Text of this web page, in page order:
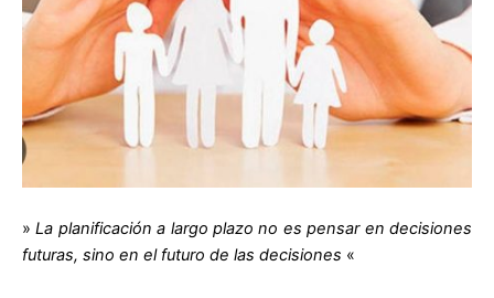
»La planificación a largo plazo no es pensar en decisiones
futuras, sino en el futuro de las decisiones «